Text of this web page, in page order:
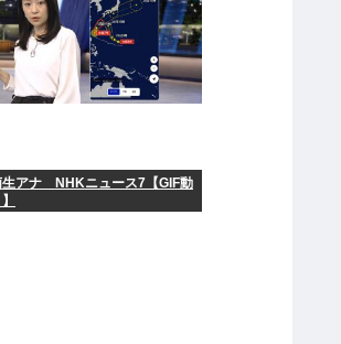
生アナ NHKニュース7【GIF動